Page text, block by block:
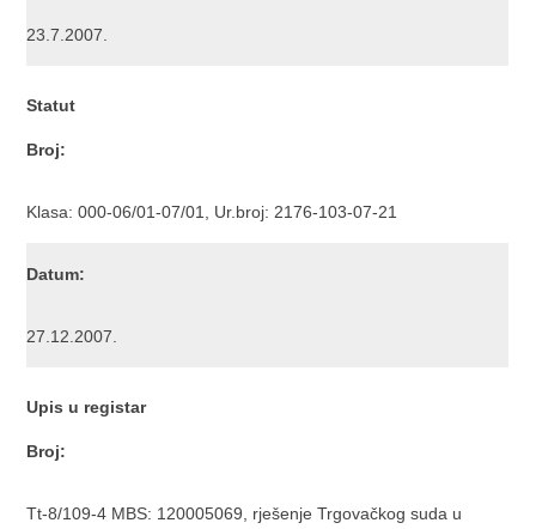
23.7.2007.
Statut
Broj:
Klasa: 000-06/01-07/01, Ur.broj: 2176-103-07-21
Datum:
27.12.2007.
Upis u registar
Broj:
Tt-8/109-4 MBS: 120005069, rješenje Trgovačkog suda u